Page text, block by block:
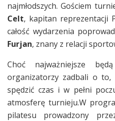
najmłodszych. Gościem
Celt, kapitan reprezentacji
całość wydarzenia
Furjan, znany z relacji
Choć najważniejsze
organizatorzy zadbali o
spędzić czas i w pełni
atmosferę turnieju.W
pilatesu prowadzony